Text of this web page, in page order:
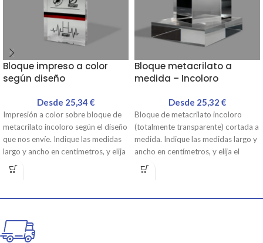
Bloque impreso a color
según diseño
Desde 25,34 €
Impresión a color sobre bloque de
metacrilato incoloro según el diseño
que nos envíe. Indique las medidas
largo y ancho en centímetros, y elija
el espesor que necesite del listado
desplegable. Podrá seleccionar la
y vertical. Adjunte el archivo
del formato. Metacrilato incoloro de
alta transparencia con los cantos
Bloque metacrilato a
medida – Incoloro
Desde 25,32 €
Bloque de metacrilato incoloro
(totalmente transparente) cortada a
medida. Indique las medidas largo y
ancho en centímetros, y elija el
espesor que necesite del listado
desplegable. La placa podrá ir
Metacrilato incoloro de alta